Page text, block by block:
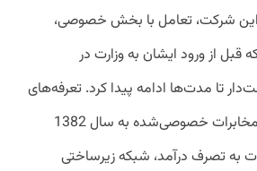
این شرکت، تعامل با بخش خصوصی،
قبل از ورود ایشان به وزارت در
تا مدت‌ها ادامه پیدا کرد. تعرفه‌های
مخابراتی به‌رغم تورم بالای کشور با هدف تضعیف مخابرات خصوصی‌شده به سال 1382
به تصرف درآمد، شبکه زیرساختی